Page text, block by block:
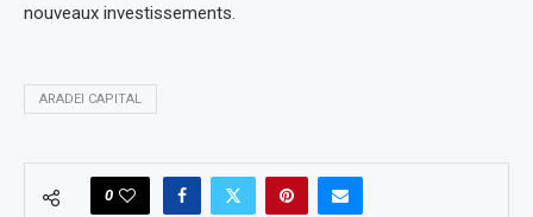
nouveaux investissements.
ARADEI CAPITAL
0